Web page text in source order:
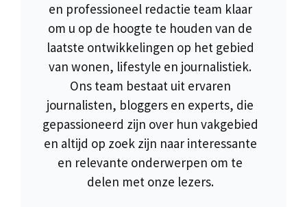
en professioneel redactie team klaar
om u op de hoogte te houden van de
laatste ontwikkelingen op het gebied
van wonen, lifestyle en journalistiek.
Ons team bestaat uit ervaren
journalisten, bloggers en experts, die
gepassioneerd zijn over hun vakgebied
en altijd op zoek zijn naar interessante
en relevante onderwerpen om te
delen met onze lezers.